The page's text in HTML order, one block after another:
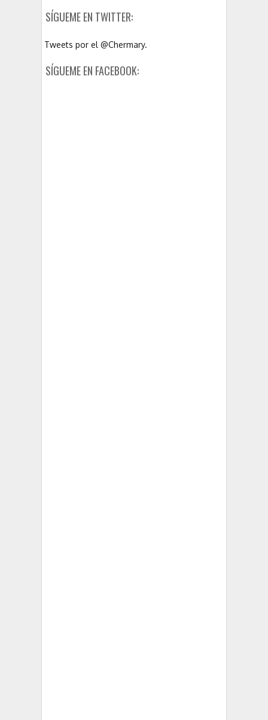
SÍGUEME EN TWITTER:
Tweets por el @Chermary.
SÍGUEME EN FACEBOOK: